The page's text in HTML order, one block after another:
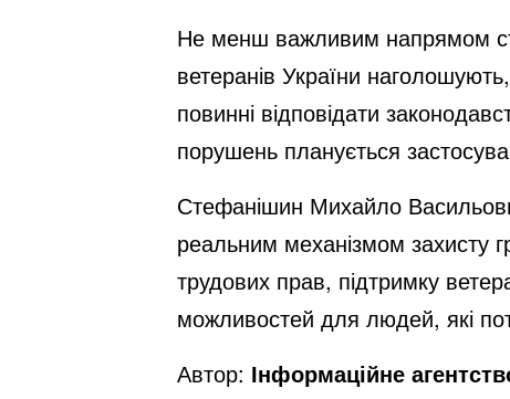
Не менш важливим напрямом
ветеранів України
повинні відповідати
порушень планується
Стефанішин Михайло
реальним механізмом захисту
трудових прав, підтримку
можливостей для людей, які
Автор: Інформаційне